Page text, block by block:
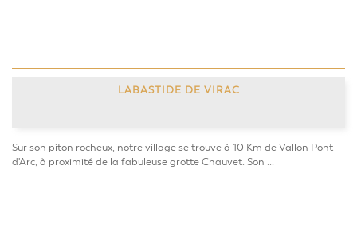
LABASTIDE DE VIRAC
Sur son piton rocheux, notre village se trouve à 10 Km de Vallon Pont
d'Arc, à proximité de la fabuleuse grotte Chauvet. Son ...